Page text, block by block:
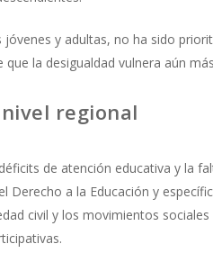
y adultas, no ha sido
la desigualdad vulnera aún
regional
de atención educativa y la
Derecho a la Educación y
civil y los movimientos